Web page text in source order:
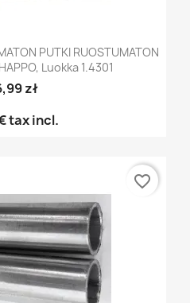
PUTKI RUOSTUMATON
Luokka 1.4301
zł
tax incl.
favorite_border